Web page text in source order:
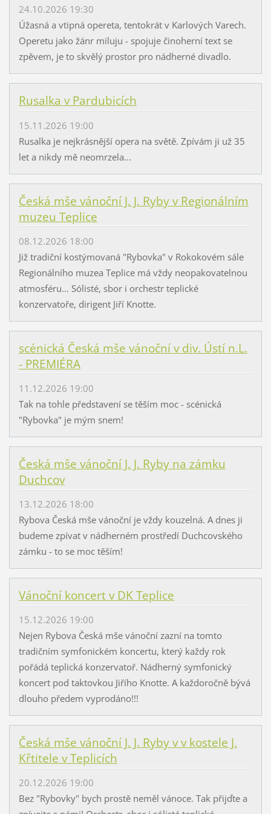
24.10.2026 19:30
Úžasná a vtipná opereta, tentokrát v Karlových Varech.
Operetu jako žánr miluju - spojuje činoherní text se
zpěvem, je to skvělý prostor pro nádherné divadlo.
Rusalka v Pardubicích
15.11.2026 19:00
Rusalka je nejkrásnější opera na světě. Zpívám ji už 35
let a nikdy mě neomrzela...
Česká mše vánoční J. J. Ryby v Regionálním
muzeu Teplice
08.12.2026 18:00
Již tradiční kostýmovaná "Rybovka" v Rokokovém sále
Regionálního muzea Teplice má vždy neopakovatelnou
atmosféru... Sólisté, sbor i orchestr teplické
konzervatoře, dirigent Jiří Knotte.
scénická Česká mše vánoční v div. Ústí n.L.
- PREMIÉRA
11.12.2026 19:00
Tak na tohle představení se těším moc - scénická
"Rybovka" je mým snem!
Česká mše vánoční J. J. Ryby na zámku
Duchcov
13.12.2026 18:00
Rybova Česká mše vánoční je vždy kouzelná. A dnes ji
budeme zpívat v nádherném prostředí Duchcovského
zámku - to se moc těším!
Vánoční koncert v DK Teplice
15.12.2026 19:00
Nejen Rybova Česká mše vánoční zazní na tomto
tradičním symfonickém koncertu, který každy rok
pořádá teplická konzervatoř. Nádherný symfonický
koncert pod taktovkou Jiřího Knotte. A každoročně bývá
dlouho předem vyprodáno!!!
Česká mše vánoční J. J. Ryby v v kostele J.
Křtitele v Teplicích
20.12.2026 19:00
Bez "Rybovky" bych prostě neměl vánoce. Tak přijďte a